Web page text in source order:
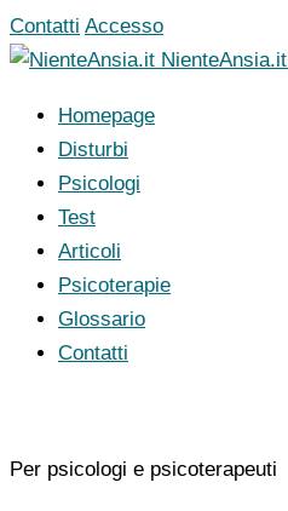
Vai
al
Contatti Accesso
NienteAnsia.it
Homepage
Disturbi
Psicologi
Test
Articoli
Psicoterapie
Glossario
Contatti
Per psicologi e psicoterapeuti